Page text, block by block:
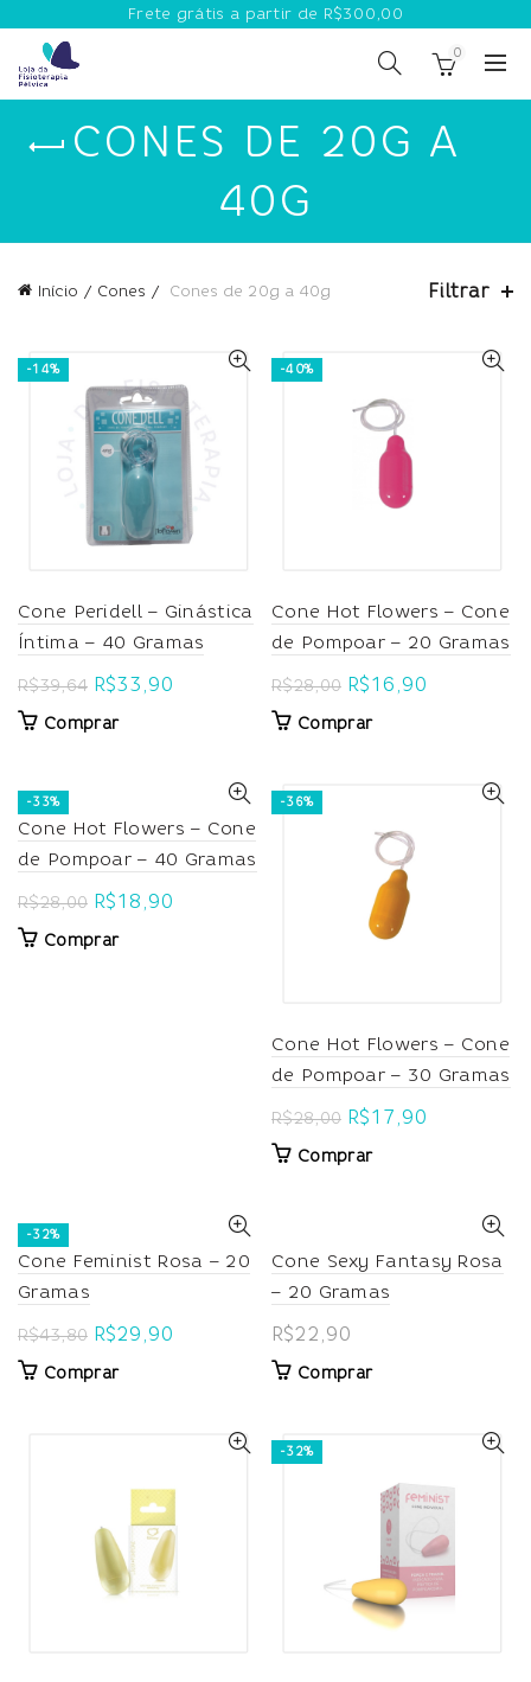
Frete grátis a partir de R$300,00
0
CONES DE 20G A
40G
Início Cones Cones de 20g a 40g Filtrar
-14%
Cone Peridell – Ginástica
Íntima – 40 Gramas
R$39,64 Original
price
R$33,90
Comprar
-40%
Cone Hot Flowers – Cone
de Pompoar – 20 Gramas
R$28,00 Original
price
R$16,90
Comprar
-33%
Cone Hot Flowers – Cone
de Pompoar – 40 Gramas
R$28,00 Original
price
R$18,90
Comprar
-36%
Cone Hot Flowers – Cone
de Pompoar – 30 Gramas
R$28,00 Original
price
R$17,90
Comprar
-32%
Cone Feminist Rosa – 20
Gramas
R$43,80 Original
price
R$29,90
Comprar
Cone Sexy Fantasy Rosa
– 20 Gramas
R$22,90
Comprar
-32%